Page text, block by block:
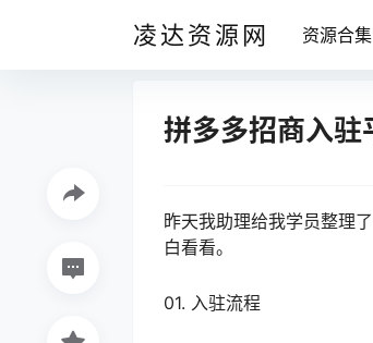
凌达资源网 资源合集
拼多多招商入驻
昨天我助理给我学员整理
白看看。
01. 入驻流程